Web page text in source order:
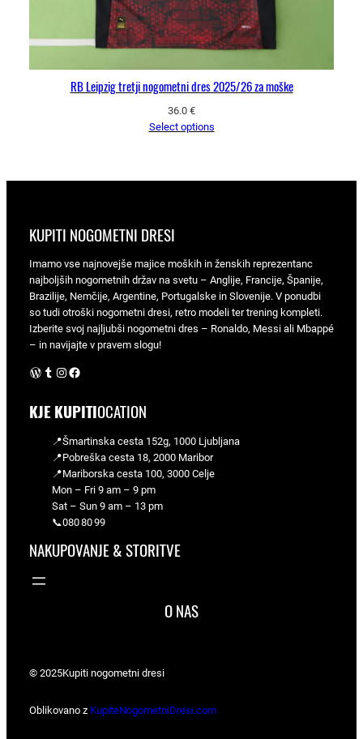
RB Leipzig tretji nogometni dres 2025/26 za moške
36.0 €
Select options
KUPITI NOGOMETNI DRESI
Imamo vse najnovejše majice moških in ženskih reprezentanc
najboljših nogometnih držav na svetu – Anglije, Francije, Španije,
Brazilije, Nemčije, Argentine, Portugalske in Slovenije. V ponudbi
so tudi otroški nogometni dresi, retro modeli ter trening kompleti.
Izberite svoj najljubši nogometni dres – Ronaldo, Messi ali Mbappé
– in navijajte v pravem slogu!
WordPress Instagram Facebook
KJE KUPITIOCATION
📍Šmartinska cesta 152g, 1000 Ljubljana
📍Pobreška cesta 18, 2000 Maribor
📍Mariborska cesta 100, 3000 Celje
Mon – Fri 9 am – 9 pm
Sat – Sun 9 am – 13 pm
📞080 80 99
NAKUPOVANJE & STORITVE
O NAS
© 2025Kupiti nogometni dresi
Oblikovano z KupiteNogometniDresi.com